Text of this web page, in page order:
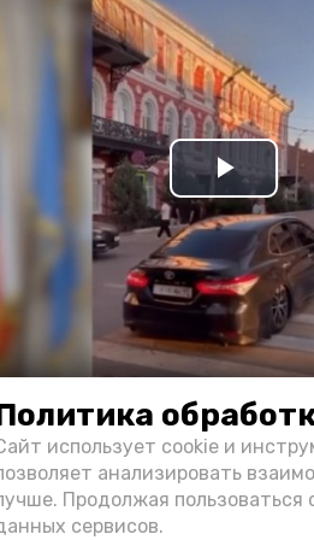
использует cookie и
анализировать
Продолжая пользоваться
сервисов.
Play
службы и информации
закон